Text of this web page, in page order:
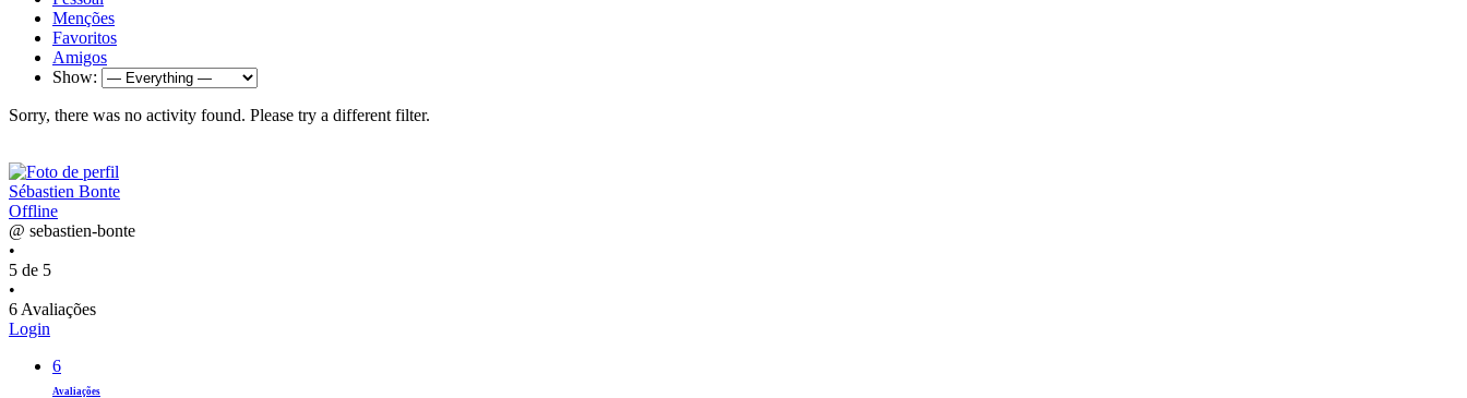
Menções
Favoritos
Amigos
Show:
Sorry, there was no activity found. Please try a different filter.
Sébastien Bonte
Offline
@ sebastien-bonte
•
5 de 5
•
6 Avaliações
Login
6
Avaliações